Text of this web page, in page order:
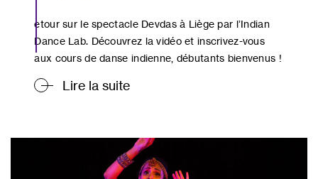
etour sur le spectacle Devdas à Liège par l’Indian
Dance Lab. Découvrez la vidéo et inscrivez-vous
aux cours de danse indienne, débutants bienvenus !
Lire la suite